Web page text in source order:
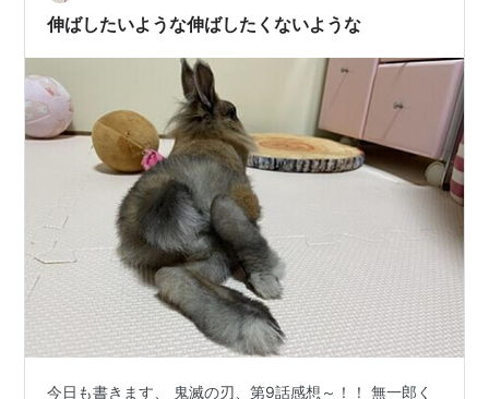
伸ばしたいような伸ばしたくないような
今日も書きます、 鬼滅の刃、第9話感想～！！ 無一郎く